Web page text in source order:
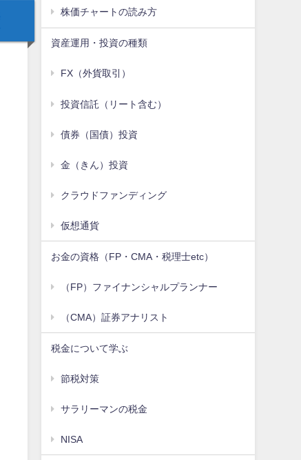
株価チャートの読み方
資産運用・投資の種類
FX（外貨取引）
投資信託（リート含む）
債券（国債）投資
金（きん）投資
クラウドファンディング
仮想通貨
お金の資格（FP・CMA・税理士etc）
（FP）ファイナンシャルプランナー
（CMA）証券アナリスト
税金について学ぶ
節税対策
サラリーマンの税金
NISA